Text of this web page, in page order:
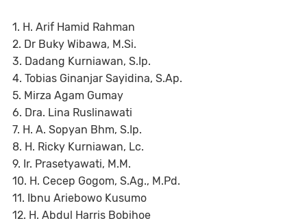
1. H. Arif Hamid Rahman
2. Dr Buky Wibawa, M.Si.
3. Dadang Kurniawan, S.Ip.
4. Tobias Ginanjar Sayidina, S.Ap.
5. Mirza Agam Gumay
6. Dra. Lina Ruslinawati
7. H. A. Sopyan Bhm, S.Ip.
8. H. Ricky Kurniawan, Lc.
9. Ir. Prasetyawati, M.M.
10. H. Cecep Gogom, S.Ag., M.Pd.
11. Ibnu Ariebowo Kusumo
12. H. Abdul Harris Bobihoe